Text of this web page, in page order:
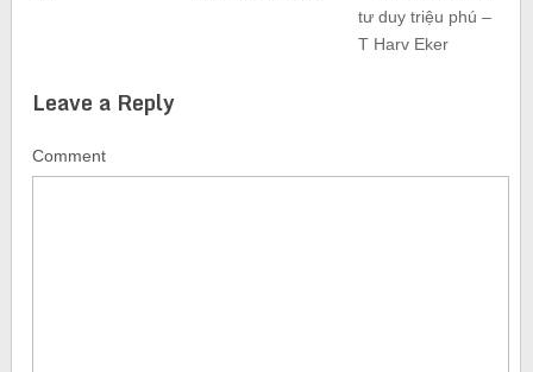
tư duy triệu phú –
T Harv Eker
Leave a Reply
Comment